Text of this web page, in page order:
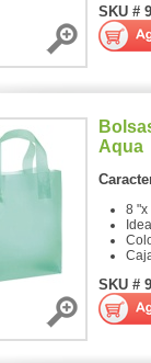
SKU #
Aqua
8 "x
SKU #